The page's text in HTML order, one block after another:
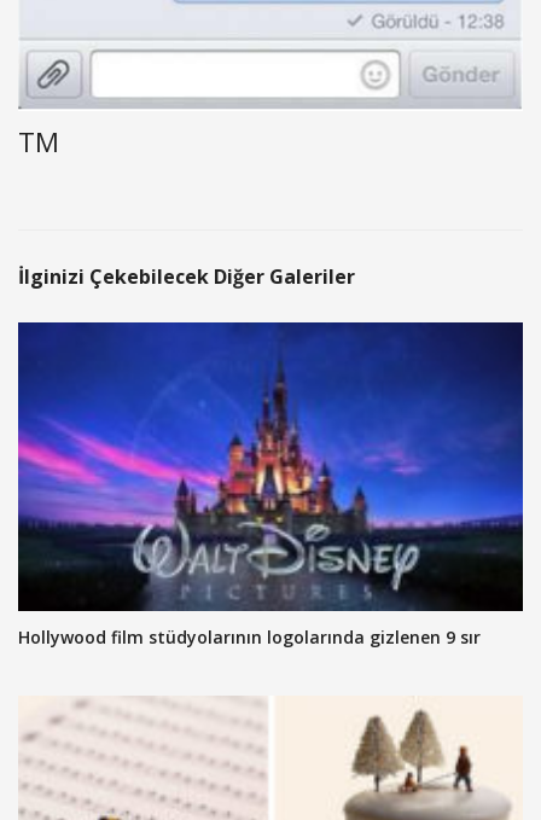
TM
İlginizi Çekebilecek Diğer Galeriler
Hollywood film stüdyolarının logolarında gizlenen 9 sır